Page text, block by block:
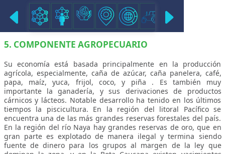
COMPONENTE AGROPECUARIO
5. COMPONENTE AGROPECUARIO
Su economía está basada principalmente en la producción
agrícola, especialmente, caña de azúcar, caña panelera, café,
papa, maíz, yuca, frijol, coco, y piña . Es también muy
importante la ganadería, y sus derivaciones de productos
cárnicos y lácteos. Notable desarrollo ha tenido en los últimos
tiempos la piscicultura. En la región del litoral Pacífico se
encuentra una de las más grandes reservas forestales del país.
En la región del río Naya hay grandes reservas de oro, que en
gran parte es explotado de manera ilegal y termina siendo
fuente de dinero para los grupos al margen de la ley que